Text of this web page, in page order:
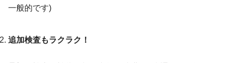
一般的です)
追加検査もラクラク！